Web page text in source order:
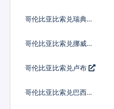
哥伦比亚比索兑瑞典克
哥伦比亚比索兑挪威克
哥伦比亚比索兑卢布
哥伦比亚比索兑巴西雷